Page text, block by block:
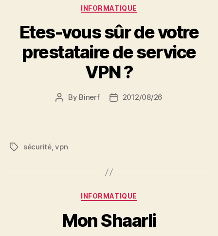
Categories
INFORMATIQUE
Etes-vous sûr de votre
prestataire de service
VPN ?
Post
By Binerf
Post2012/08/26
Tagssécurité,vpn
Categories
INFORMATIQUE
Mon Shaarli